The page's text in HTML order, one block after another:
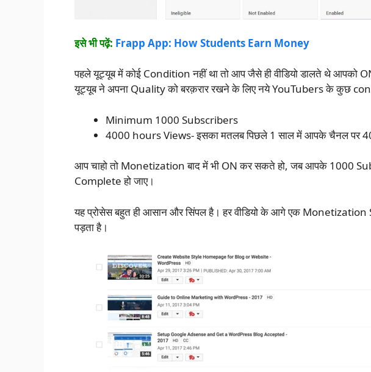
इसे भी पढ़ें: Frapp App: How Students Earn Money
पहले यूट्यूब में कोई Condition नहीं था तो आप जैसे ही वीडियो डालते थे आपको
यूट्यूब ने अपना Quality को बरक़रार रखने के लिए नये YouTubers के कुछ
Minimum 1000 Subscribers
4000 hours Views- इसका मतलब पिछले 1 साल में आपके चैनल पर
आप चाहो तो Monetization बाद में भी ON कर सकते हो, जब आपके 1000
Complete हो जाए।
यह प्रोसेस बहुत ही आसान और सिंपल है। हर वीडियो के आगे एक Monetization
पड़ता है।